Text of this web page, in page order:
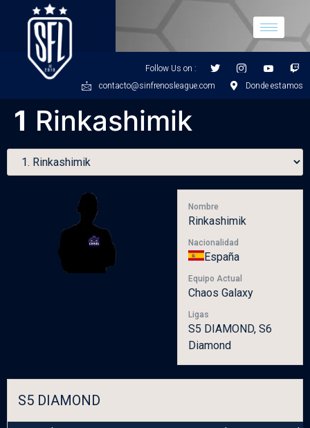
Follow Us on :
contacto@sinfrenosleague.com
Donde estamos
1 Rinkashimik
Nombre
Rinkashimik
Nacionalidad
España
Equipo Actual
Chaos Galaxy
Ligas
S5 DIAMOND, S6
Diamond
S5 DIAMOND